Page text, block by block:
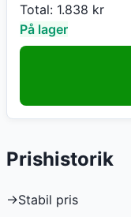
Total: 1.838 kr
På lager
Prishistorik
→Stabil pris